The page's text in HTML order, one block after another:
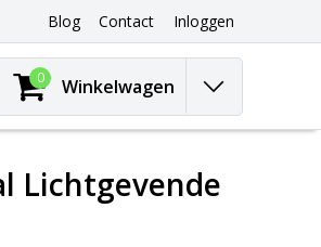
Blog Contact Inloggen
0 Winkelwagen
Lichtgevende